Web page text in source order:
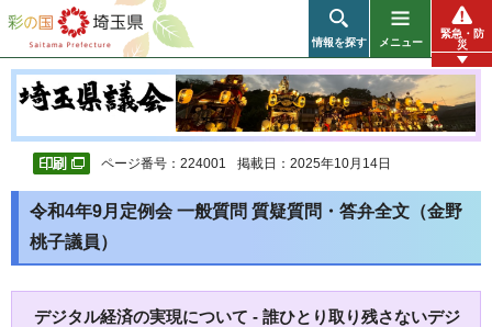
彩の国 埼玉県
情報を探す メニュー
緊急・防
災
ページ番号：224001 掲載日：2025年10月14日
令和4年9月定例会 一般質問 質疑質問・答弁全文（金野
桃子議員）
デジタル経済の実現について - 誰ひとり取り残さないデジ